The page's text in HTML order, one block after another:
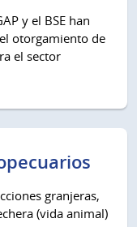
y el BSE han
otorgamiento de
el sector
granjeras,
(vida animal)